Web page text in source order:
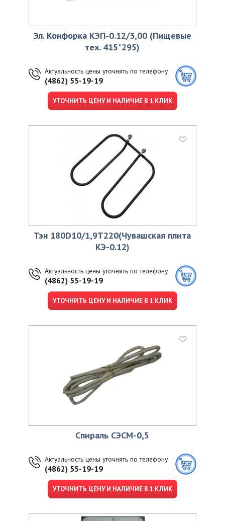
Эл. Конфорка КЭП-0.12/3,00 (Пищевые
тех. 415*295)
Актуальность цены уточнять по телефону
(4862) 55-19-19
УТОЧНИТЬ ЦЕНУ И НАЛИЧИЕ В 1 КЛИК
Тэн 180D10/1,9Т220(Чувашская плита
КЭ-0.12)
Актуальность цены уточнять по телефону
(4862) 55-19-19
УТОЧНИТЬ ЦЕНУ И НАЛИЧИЕ В 1 КЛИК
Спираль СЭСМ-0,5
Актуальность цены уточнять по телефону
(4862) 55-19-19
УТОЧНИТЬ ЦЕНУ И НАЛИЧИЕ В 1 КЛИК